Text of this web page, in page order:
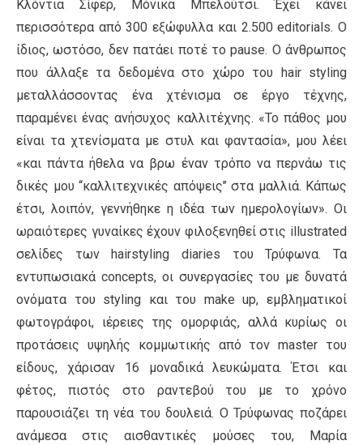
Κλόντια Σίφερ, Μόνικα Μπελούτσι. Έχει κάνει
περισσότερα από 300 εξώφυλλα και 2.500 editorials. Ο
ίδιος, ωστόσο, δεν πατάει ποτέ το pause. Ο άνθρωπος
που άλλαξε τα δεδομένα στο χώρο του hair styling
μεταλλάσσοντας ένα χτένισμα σε έργο τέχνης,
παραμένει ένας ανήσυχος καλλιτέχνης. «Το πάθος μου
είναι τα χτενίσματα με στυλ και φαντασία», μου λέει
«και πάντα ήθελα να βρω έναν τρόπο να περνάω τις
δικές μου ‘‘καλλιτεχνικές απόψεις’’ στα μαλλιά. Κάπως
έτσι, λοιπόν, γεννήθηκε η ιδέα των ημερολογίων». Οι
ωραιότερες γυναίκες έχουν φιλοξενηθεί στις illustrated
σελίδες των hairstyling diaries του Τρύφωνα. Τα
εντυπωσιακά concepts, οι συνεργασίες του με δυνατά
ονόματα του styling και του make up, εμβληματικοί
φωτογράφοι, ιέρειες της ομορφιάς, αλλά κυρίως οι
προτάσεις υψηλής κομμωτικής από τον master του
είδους, χάρισαν 16 μοναδικά λευκώματα. Έτσι και
φέτος, πιστός στο ραντεβού του με το χρόνο
παρουσιάζει τη νέα του δουλειά. Ο Τρύφωνας ποζάρει
ανάμεσα στις αισθαντικές μούσες του, Μαρία